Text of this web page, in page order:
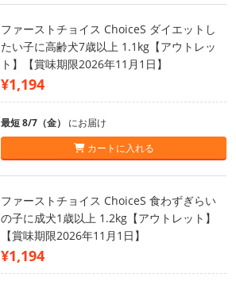
ファーストチョイス ChoiceS ダイエットし
たい子に高齢犬7歳以上 1.1kg【アウトレッ
ト】【賞味期限2026年11月1日】
¥1,194
最短 8/7（金） にお届け
カートに入れる
ファーストチョイス ChoiceS 食わずぎらい
の子に成犬1歳以上 1.2kg【アウトレット】
【賞味期限2026年11月1日】
¥1,194